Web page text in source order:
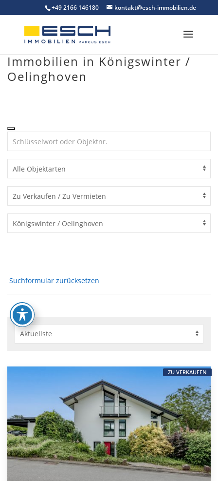
to
content
+49 2166 146180 kontakt@esch-immobilien.de
Immobilien in Königswinter /
Oelinghoven
Suchformular zurücksetzen
ZU VERKAUFEN